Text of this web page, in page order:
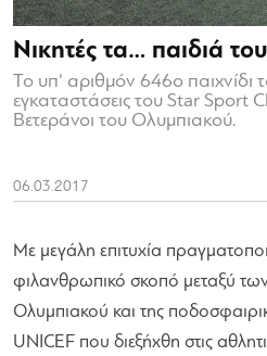
Νικητές τα… παιδιά
Το υπ' αριθμόν 646ο παιχνίδι
εγκαταστάσεις του Star Sport
Βετεράνοι του Ολυμπιακού.
06.03.2017
Με μεγάλη επιτυχία
φιλανθρωπικό σκοπό μεταξύ
Ολυμπιακού και της
UNICEF που διεξήχθη στις